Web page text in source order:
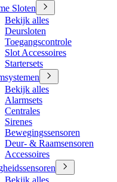
Sloten
Bekijk alles
Deursloten
Toegangscontrole
Slot Accessoires
Startersets
Bekijk alles
Alarmsets
Centrales
Sirenes
Bewegingssensoren
Deur- & Raamsensoren
Accessoires
Bekijk alles